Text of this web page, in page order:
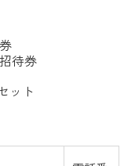
待券
ット